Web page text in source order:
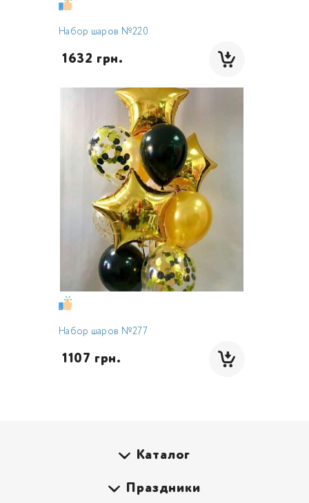
Набор шаров №220
1632 грн.
Набор шаров №277
1107 грн.
Каталог
Праздники